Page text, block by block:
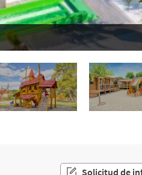
Solicitud de